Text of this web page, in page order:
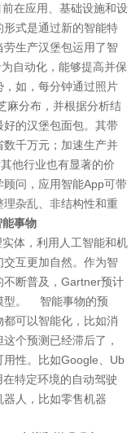
在应用、基础设施和设
式是通过新的智能特
生产汉堡包运用了智
自动化，能够提高并保
如，每分钟通过照片
麻分布，并根据分析结
的汉堡包面包。其带
千万元；加速生产并
他行业也有显著的价
问，应用智能App可带
杂乱、非结构性和重
能事物
体，利用人工智能和机
互更加自然。作为智
不断普及，Gartner预计
型。 智能事物的预
可以智能化，比如消
个预测已经滞后了，
性。比如Google、Ub
特定环境的自动驾驶
人，比如零售机器